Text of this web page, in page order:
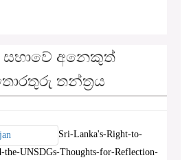
අනෙකුත්
තන්ත්‍රය
Sri-Lanka's-Right-to-
the-UNSDGs-Thoughts-for-Reflection-